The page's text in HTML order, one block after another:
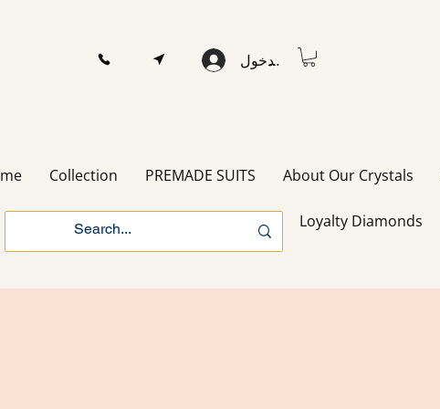
تسجيل الدخول
Collection PREMADE SUITS About Our Crystals
Loyalty Diamonds